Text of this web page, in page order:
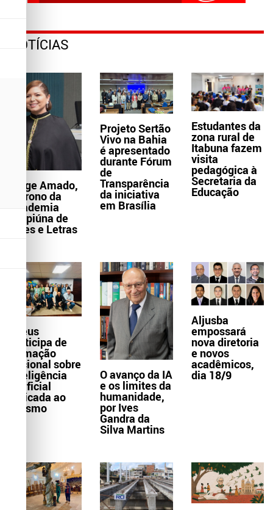
NOTÍCIAS
Jorge Amado,
patrono da
Academia
Grapiúna de
Artes e Letras
Projeto Sertão
Vivo na Bahia
é apresentado
durante Fórum
de
Transparência
da iniciativa
em Brasília
Estudantes da
zona rural de
Itabuna fazem
visita
pedagógica à
Secretaria da
Educação
Ilhéus
participa de
formação
nacional sobre
Inteligência
Artificial
aplicada ao
turismo
O avanço da IA
e os limites da
humanidade,
por Ives
Gandra da
Silva Martins
Aljusba
empossará
nova diretoria
e novos
acadêmicos,
dia 18/9